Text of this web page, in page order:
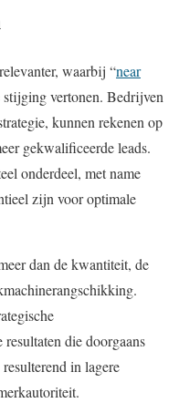
waarbij “near
vertonen. Bedrijven
kunnen rekenen op
gekwalificeerde leads.
onderdeel, met name
zijn voor optimale
dan de kwantiteit, de
die doorgaans
in lagere